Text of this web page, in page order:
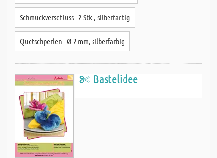
Schmuckverschluss - 2 Stk., silberfarbig
Quetschperlen - Ø 2 mm, silberfarbig
Bastelidee